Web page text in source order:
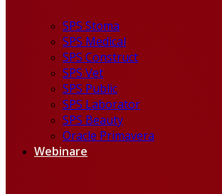
SPS Stoma
SPS Medical
SPS Construct
SPS Vet
SPS Public
SPS Laborator
SPS Beauty
Oracle Primavera
Webinare